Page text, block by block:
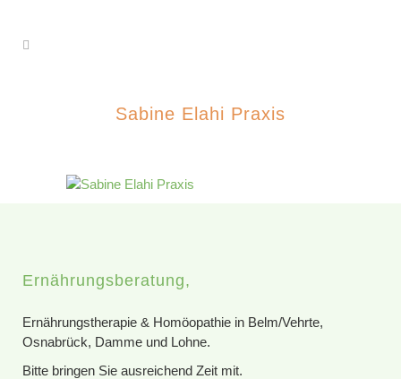
Sabine Elahi Praxis
Ernährungsberatung,
Ernährungstherapie & Homöopathie in Belm/Vehrte,
Osnabrück, Damme und Lohne.
Bitte bringen Sie ausreichend Zeit mit.